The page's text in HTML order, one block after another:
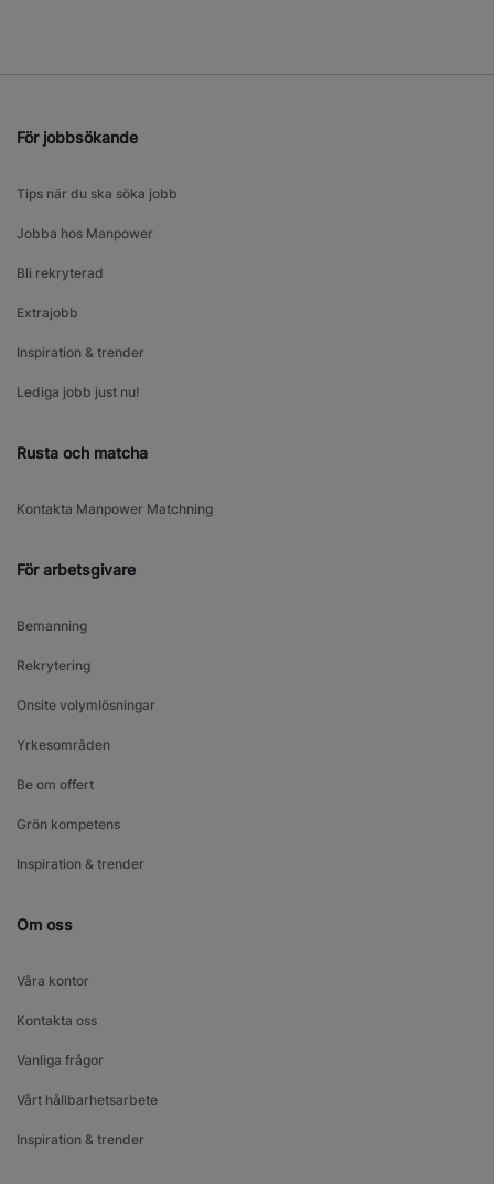
För jobbsökande
Tips när du ska söka jobb
Jobba hos Manpower
Bli rekryterad
Extrajobb
Inspiration & trender
Lediga jobb just nu!
Rusta och matcha
Kontakta Manpower Matchning
För arbetsgivare
Bemanning
Rekrytering
Onsite volymlösningar
Yrkesområden
Be om offert
Grön kompetens
Inspiration & trender
Om oss
Våra kontor
Kontakta oss
Vanliga frågor
Vårt hållbarhetsarbete
Inspiration & trender